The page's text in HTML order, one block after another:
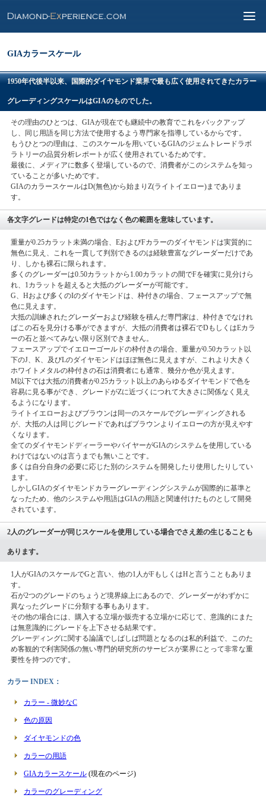
GIAカラースケール
1950年代後半以来、国際的ダイヤモンド業界で最も広く使用されてきたカラー
グレーディングスケールはGIAのものでした。
その理由のひとつは、GIAが現在でも継続中の教育でこれをバックアップ
し、同じ用語を同じ方法で使用するよう専門家を指導しているからです。
もうひとつの理由は、このスケールを用いているGIAのジェムトレードラボ
ラトリーの品質分析レポートが広く使用されているためです。
最後に、メディアに数多く登場しているので、消費者がこのシステムを知っ
ていることが多いためです。
GIAのカラースケールはD(無色)から始まりZ(ライトイエロー)までありま
す。
各文字グレードは特定の1色ではなく色の範囲を意味しています。
重量が0.25カラット未満の場合、EおよびFカラーのダイヤモンドは実質的に
無色に見え、これを一貫して判別できるのは経験豊富なグレーダーだけであ
り、しかも裸石に限られます。
多くのグレーダーは0.50カラットから1.00カラットの間でFを確実に見分けら
れ、1カラットを超えると大抵のグレーダーが可能です。
G、Hおよび多くのIのダイヤモンドは、枠付きの場合、フェースアップで無
色に見えます。
大抵の訓練されたグレーダーおよび経験を積んだ専門家は、枠付きでなけれ
ばこの石を見分ける事ができますが、大抵の消費者は裸石でDもしくはEカラ
ーの石と並べてみない限り区別できません。
フェースアップでイエローゴールドの枠付きの場合、重量が0.50カラット以
下のJ、K、及びLのダイヤモンドはほぼ無色に見えますが、これより大きく
ホワイトメタルの枠付きの石は消費者にも通常、幾分か色が見えます。
M以下では大抵の消費者が0.25カラット以上のあらゆるダイヤモンドで色を
容易に見る事ができ、グレードがZに近づくにつれて大きさに関係なく見え
るようになります。
ライトイエローおよびブラウンは同一のスケールでグレーディングされる
が、大抵の人は同じグレードであればブラウンよりイエローの方が見えやす
くなります。
全てのダイヤモンドディーラーやバイヤーがGIAのシステムを使用している
わけではないのは言うまでも無いことです。
多くは自分自身の必要に応じた別のシステムを開発したり使用したりしてい
ます。
しかしGIAのダイヤモンドカラーグレーディングシステムが国際的に基準と
なったため、他のシステムや用語はGIAの用語と関連付けたものとして開発
されています。
2人のグレーダーが同じスケールを使用している場合でさえ差の生じることも
あります。
1人がGIAのスケールでGと言い、他の1人がFもしくはHと言うこともありま
す。
石が2つのグレードのちょうど境界線上にあるので、グレーダーがわずかに
異なったグレードに分類する事もあります。
その他の場合には、購入する立場か販売する立場かに応じて、意識的にまた
は無意識的にグレードを上下させる結果です。
グレーディングに関する論議でしばしば問題となるのは私的利益で、このた
め客観的で利害関係の無い専門的研究所のサービスが業界にとって非常な重
要性を持つのです。
カラー INDEX：
カラー - 微妙なC
色の原因
ダイヤモンドの色
カラーの用語
GIAカラースケール (現在のページ)
カラーのグレーディング